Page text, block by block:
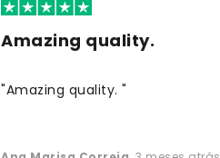
Amazing quality.
"Amazing quality. "